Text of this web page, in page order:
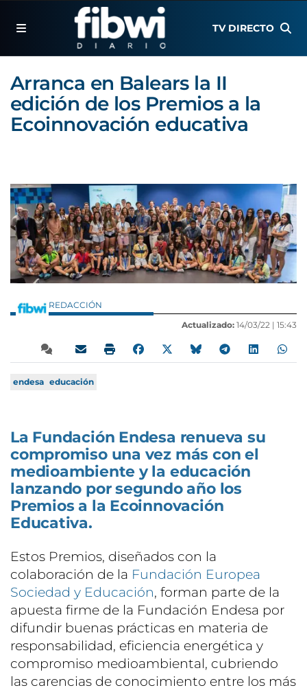
TV DIRECTO
Arranca en Balears la II
edición de los Premios a la
Ecoinnovación educativa
REDACCIÓN
Actualizado: 14/03/22 | 15:43
endesa educación
La Fundación Endesa renueva su
compromiso una vez más con el
medioambiente y la educación
lanzando por segundo año los
Premios a la Ecoinnovación
Educativa.
Estos Premios, diseñados con la
colaboración de la Fundación Europea
Sociedad y Educación, forman parte de la
apuesta firme de la Fundación Endesa por
difundir buenas prácticas en materia de
responsabilidad, eficiencia energética y
compromiso medioambiental, cubriendo
las carencias de conocimiento entre los más